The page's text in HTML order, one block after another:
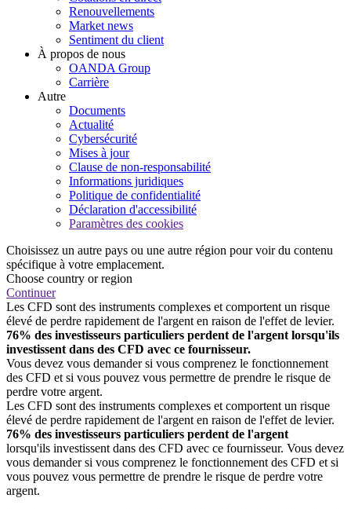
Renouvellements
Market news
Sentiment du client
À propos de nous
OANDA Group
Carrière
Autre
Documents
Actualité
Cybersécurité
Mises à jour
Clause de non-responsabilité
Informations juridiques
Politique de confidentialité
Déclaration d'accessibilité
Paramètres des cookies
Choisissez un autre pays ou une autre région pour voir du contenu
spécifique à votre emplacement.
Choose country or region
Continuer
Les CFD sont des instruments complexes et comportent un risque
élevé de perdre rapidement de l'argent en raison de l'effet de levier.
76% des investisseurs particuliers perdent de l'argent lorsqu'ils
investissent dans des CFD avec ce fournisseur.
Vous devez vous demander si vous comprenez le fonctionnement
des CFD et si vous pouvez vous permettre de prendre le risque de
perdre votre argent.
Les CFD sont des instruments complexes et comportent un risque
élevé de perdre rapidement de l'argent en raison de l'effet de levier.
76% des investisseurs particuliers perdent de l'argent
lorsqu'ils investissent dans des CFD avec ce fournisseur. Vous devez
vous demander si vous comprenez le fonctionnement des CFD et si
vous pouvez vous permettre de prendre le risque de perdre votre
argent.